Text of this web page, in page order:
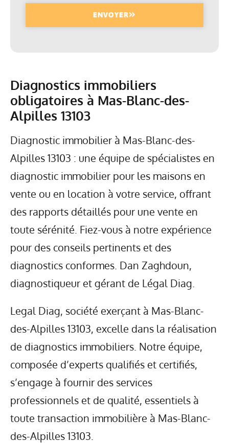
ENVOYER
Diagnostics immobiliers
obligatoires à Mas-Blanc-des-
Alpilles 13103
Diagnostic immobilier à Mas-Blanc-des-
Alpilles 13103 : une équipe de spécialistes en
diagnostic immobilier pour les maisons en
vente ou en location à votre service, offrant
des rapports détaillés pour une vente en
toute sérénité. Fiez-vous à notre expérience
pour des conseils pertinents et des
diagnostics conformes. Dan Zaghdoun,
diagnostiqueur et gérant de Légal Diag.
Legal Diag, société exerçant à Mas-Blanc-
des-Alpilles 13103, excelle dans la réalisation
de diagnostics immobiliers. Notre équipe,
composée d’experts qualifiés et certifiés,
s’engage à fournir des services
professionnels et de qualité, essentiels à
toute transaction immobilière à Mas-Blanc-
des-Alpilles 13103.